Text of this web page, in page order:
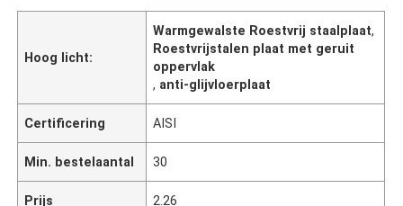
Hoog licht:
Warmgewalste Roestvrij staalplaat,
Roestvrijstalen plaat met geruit
oppervlak
, anti-glijvloerplaat
Certificering AISI
Min. bestelaantal 30
Prijs 2.26